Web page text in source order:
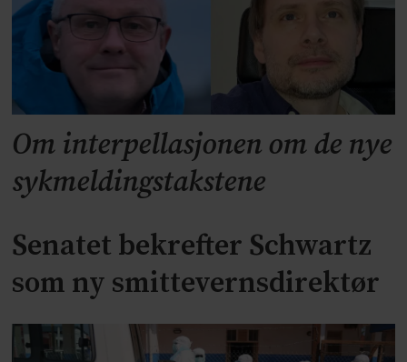
Om interpellasjonen om de nye
sykmeldingstakstene
Senatet bekrefter Schwartz
som ny smittevernsdirektør